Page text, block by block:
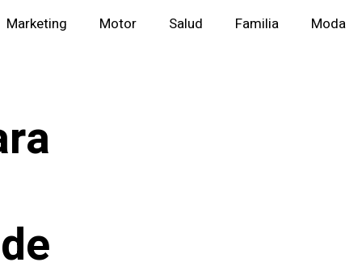
Marketing Motor Salud Familia Moda